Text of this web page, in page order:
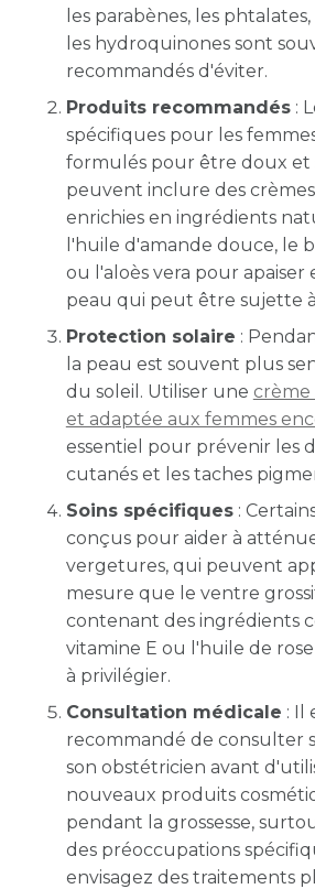
les parabènes, les
les hydroquinones sont
recommandés d'éviter.
Produits recommandés:
spécifiques pour les
formulés pour être doux et
peuvent inclure des
enrichies en ingrédients
l'huile d'amande douce, le
ou l'aloès vera pour apaiser
peau qui peut être sujette à
Protection solaire :
la peau est souvent plus
du soleil. Utiliser une crème
et adaptée aux femmes
essentiel pour prévenir les
cutanés et les taches
Soins spécifiques:
conçus pour aider à
vergetures, qui peuvent
mesure que le ventre
contenant des ingrédients
vitamine E ou l'huile de
à privilégier.
Consultation médicale : Il
recommandé de consulter
son obstétricien avant
nouveaux produits
pendant la grossesse,
des préoccupations
envisagez des traitements